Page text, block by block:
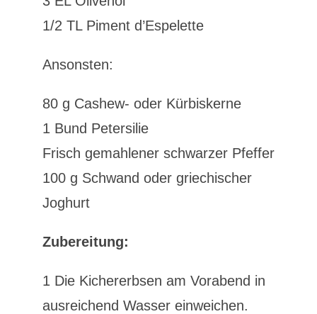
1/2 TL Piment d’Espelette
Ansonsten:
80 g Cashew- oder Kürbiskerne
1 Bund Petersilie
Frisch gemahlener schwarzer Pfeffer
100 g Schwand oder griechischer
Joghurt
Zubereitung:
1 Die Kichererbsen am Vorabend in
ausreichend Wasser einweichen.